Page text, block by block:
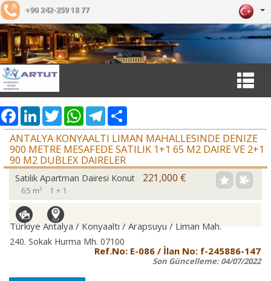
+90 242-259 18 77
FacebookLinkedInTwitter WhatsAppTelegram
ANTALYA KONYAALTI LIMAN MAHALLESINDE DENIZE
900 METRE MESAFEDE SATILIK 1+1 65 M2 DAIRE VE 2+1
90 M2 DUBLEX DAIRELER
Satılık Apartman Dairesi Konut 221,000 €
65 m² 1 + 1
Türkiye Antalya / Konyaaltı / Arapsuyu / Liman Mah.
240. Sokak Hurma Mh. 07100
Ref.No: E-086 / İlan No: f-245886-147
Son Güncelleme:04/07/2022